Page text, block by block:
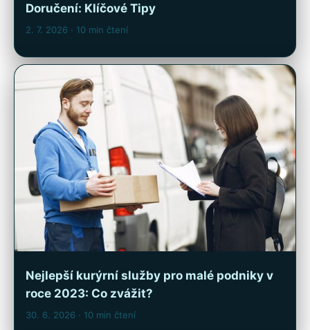
Doručení: Klíčové Tipy
2. 7. 2026 · 10 min čtení
Nejlepší kurýrní služby pro malé podniky v
roce 2023: Co zvážit?
30. 6. 2026 · 10 min čtení